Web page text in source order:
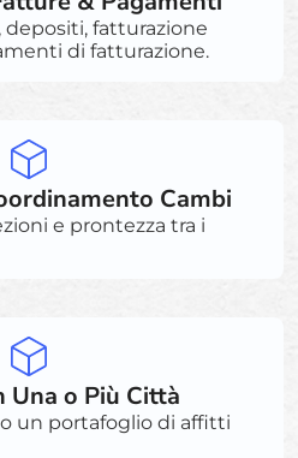
depositi, fatturazione
di fatturazione.
Cambi
e prontezza tra i
Una o Più Città
un portafoglio di affitti